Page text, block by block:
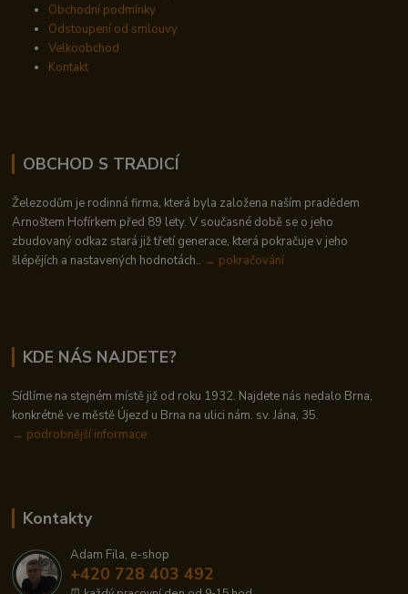
Obchodní podmínky
Odstoupení od smlouvy
Velkoobchod
Kontakt
OBCHOD S TRADICÍ
Železodům je rodinná firma, která byla založena naším pradědem
Arnoštem Hofírkem před 89 lety. V současné době se o jeho
zbudovaný odkaz stará již třetí generace, která pokračuje v jeho
šlépějích a nastavených hodnotách.. → pokračování
KDE NÁS NAJDETE?
Sídlíme na stejném místě již od roku 1932. Najdete nás nedalo Brna,
konkrétně ve městě Újezd u Brna na ulici nám. sv. Jána, 35.
→ podrobnější informace
Kontakty
Adam Fila, e-shop
+420 728 403 492